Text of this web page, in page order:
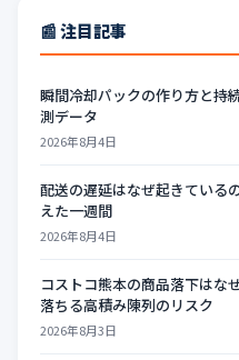
📰 注目記事
瞬間冷却パックの作り方と持
測データ
2026年8月4日
配送の遅延はなぜ起きている
えた一週間
2026年8月4日
コストコ熊本の商品落下はな
落ちる高積み陳列のリスク
2026年8月3日